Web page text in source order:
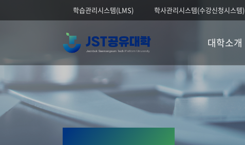
학습관리시스템(LMS) 학사관리시스템(수강신청시스템)
대학소개